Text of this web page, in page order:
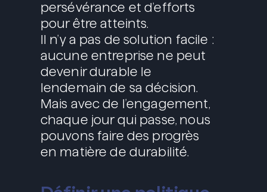
persévérance et d’efforts
pour être atteints.
Il n’y a pas de solution facile :
aucune entreprise ne peut
devenir durable le
lendemain de sa décision.
Mais avec de l’engagement,
chaque jour qui passe, nous
pouvons faire des progrès
en matière de durabilité.